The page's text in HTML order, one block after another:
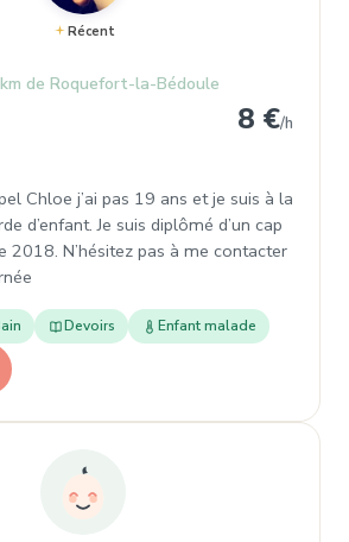
Récent
de Roquefort-la-Bédoule
8 €/h
Chloe j’ai pas 19 ans et je suis à la
d’enfant. Je suis diplômé d’un cap
2018. N’hésitez pas à me contacter
Devoirs Enfant malade